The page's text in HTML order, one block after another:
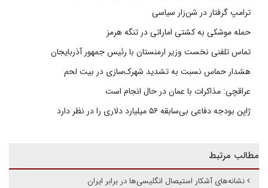
ترامپ گرفتار در شن‌زار سیاسی
حمله موشکی به کشتی اماراتی در تنگه هرمز
تماس تلفنی نخست وزیر ارمنستان با رئیس جمهور آذربایجان
هشدار حماس نسبت به تشدید شهرک‌سازی در بیت‌ لحم
عراقچی: مذاکرات با عمان در حال انجام است
ژاپن بودجه دفاعی بی‌سابقه ۵۶ میلیارد دلاری را در نظر دارد
مطالب مرتبط
نشانه‌های آشکار استیصال انگلیسی‌ها در برابر ایران